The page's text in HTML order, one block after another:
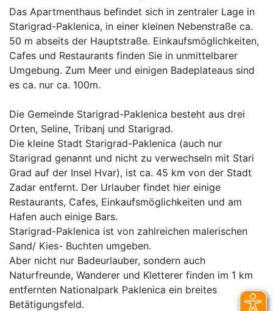
Das Apartmenthaus befindet sich in zentraler Lage in
Starigrad-Paklenica, in einer kleinen Nebenstraße ca.
50 m abseits der Hauptstraße. Einkaufsmöglichkeiten,
Cafes und Restaurants finden Sie in unmittelbarer
Umgebung. Zum Meer und einigen Badeplateaus sind
es ca. nur ca. 100m.
Die Gemeinde Starigrad-Paklenica besteht aus drei
Orten, Seline, Tribanj und Starigrad.
Die kleine Stadt Starigrad-Paklenica (auch nur
Starigrad genannt und nicht zu verwechseln mit Stari
Grad auf der Insel Hvar), ist ca. 45 km von der Stadt
Zadar entfernt. Der Urlauber findet hier einige
Restaurants, Cafes, Einkaufsmöglichkeiten und am
Hafen auch einige Bars.
Starigrad-Paklenica ist von zahlreichen malerischen
Sand/ Kies- Buchten umgeben.
Aber nicht nur Badeurlauber, sondern auch
Naturfreunde, Wanderer und Kletterer finden im 1 km
entfernten Nationalpark Paklenica ein breites
Betätigungsfeld.